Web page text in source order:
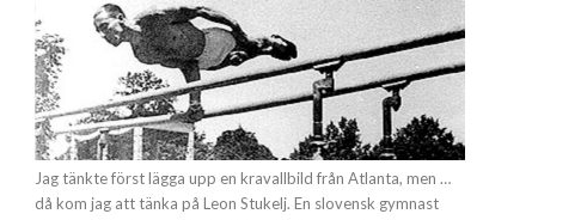
Jag tänkte först lägga upp en kravallbild från Atlanta, men …
då kom jag att tänka på Leon Stukelj. En slovensk gymnast